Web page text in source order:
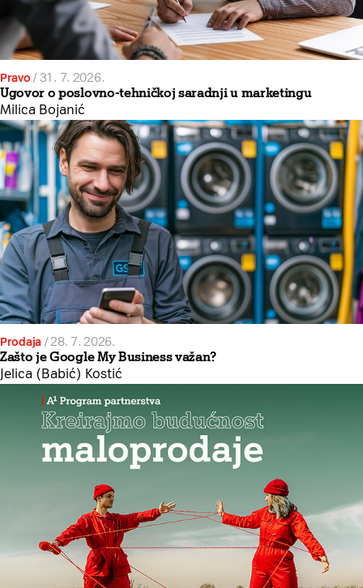
Pravo / 31. 7. 2026.
Ugovor o poslovno-tehničkoj saradnji u marketingu
Milica Bojanić
Prodaja /28. 7. 2026.
Zašto je Google My Business važan?
Jelica (Babić) Kostić